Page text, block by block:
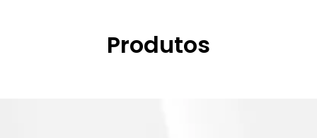
Produtos